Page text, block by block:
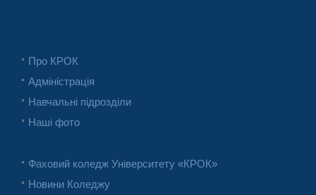
Про КРОК
Адміністрація
Навчальні підрозділи
Наші фото
Фаховий коледж Університету «КРОК»
Новини Коледжу